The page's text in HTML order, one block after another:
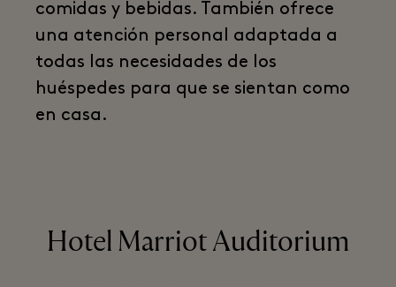
comidas y bebidas. También ofrece
una atención personal adaptada a
todas las necesidades de los
huéspedes para que se sientan como
en casa.
Hotel Marriot Auditorium